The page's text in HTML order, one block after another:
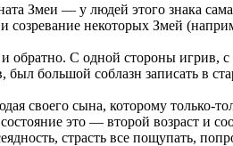
Змеи — у людей этого знака
созревание некоторых Змей
и обратно. С одной стороны
большой соблазн записать в
своего сына, которому только-
это — второй возраст и
страсть все пощупать,